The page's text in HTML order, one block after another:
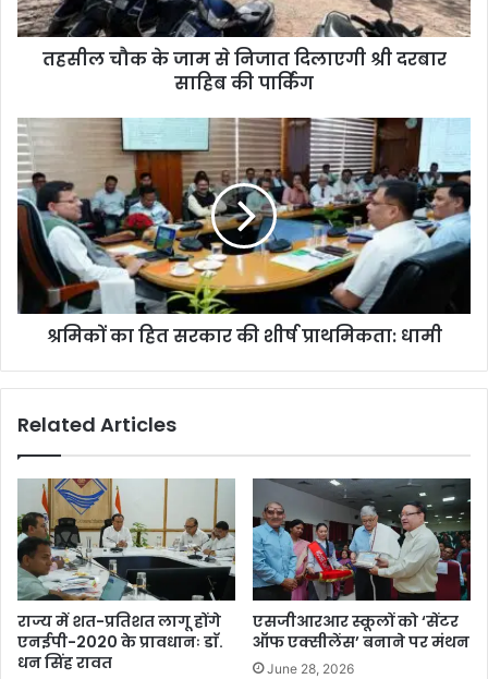
तहसील चौक के जाम से निजात दिलाएगी श्री दरबार
साहिब की पार्किंग
श्रमिकों का हित सरकार की शीर्ष प्राथमिकता: धामी
Related Articles
राज्य में शत-प्रतिशत लागू होंगे
एनईपी-2020 के प्रावधानः डाॅ.
धन सिंह रावत
एसजीआरआर स्कूलों को ‘सेंटर
ऑफ एक्सीलेंस’ बनाने पर मंथन
June 28, 2026